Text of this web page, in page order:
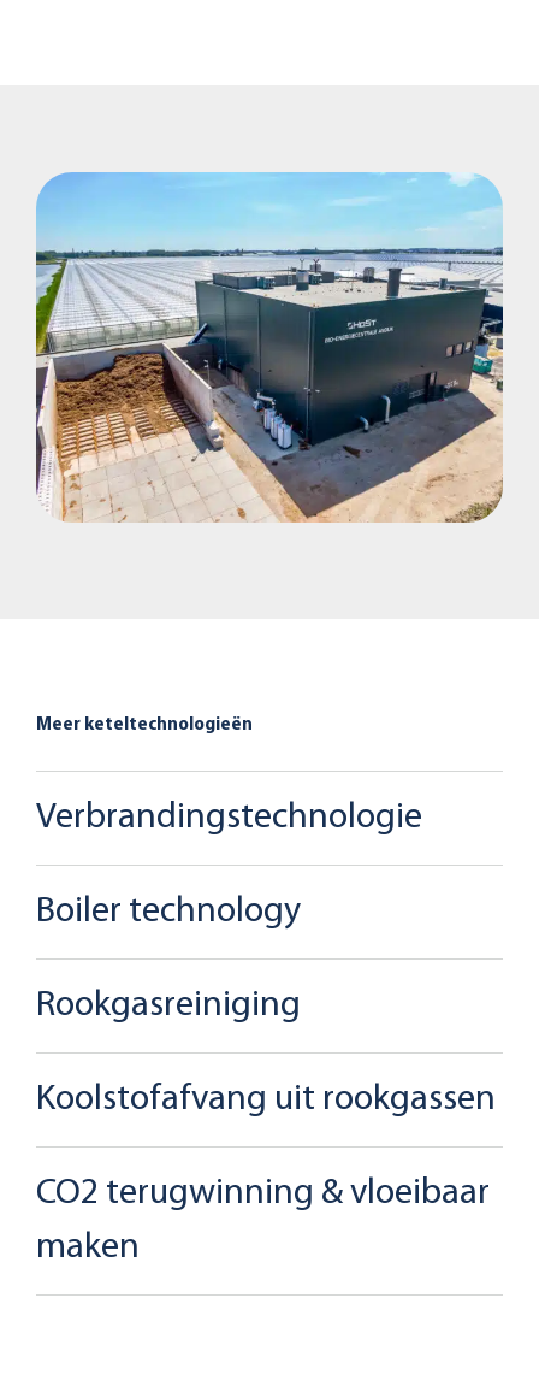
Meer keteltechnologieën
Verbrandingstechnologie
Boiler technology
Rookgasreiniging
Koolstofafvang uit rookgassen
CO2 terugwinning & vloeibaar
maken